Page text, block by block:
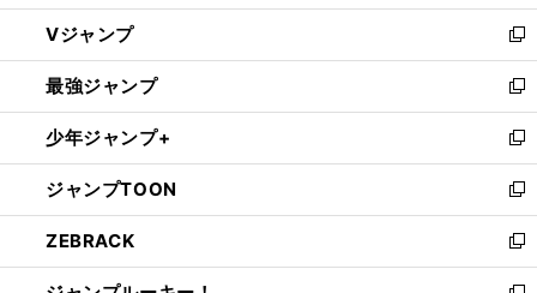
ウ
ィ
ン
ド
ウ
で
開
く
し
い
ウ
ィ
ン
ド
ウ
で
開
く
Vジャンプ
新
し
い
ウ
ィ
ン
ド
ウ
で
開
最強ジャンプ
新
し
い
ウ
ィ
ン
ド
ウ
少年ジャンプ+
新
し
い
ウ
ィ
ン
ジャンプTOON
新
し
い
ウ
ZEBRACK
新
し